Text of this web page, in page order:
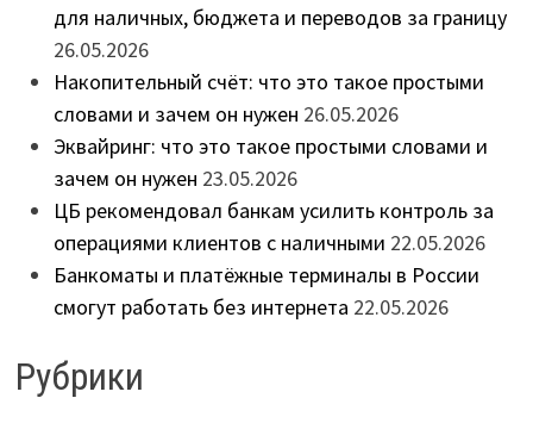
для наличных, бюджета и переводов за границу
26.05.2026
Накопительный счёт: что это такое простыми
словами и зачем он нужен 26.05.2026
Эквайринг: что это такое простыми словами и
зачем он нужен 23.05.2026
ЦБ рекомендовал банкам усилить контроль за
операциями клиентов с наличными 22.05.2026
Банкоматы и платёжные терминалы в России
смогут работать без интернета 22.05.2026
Рубрики